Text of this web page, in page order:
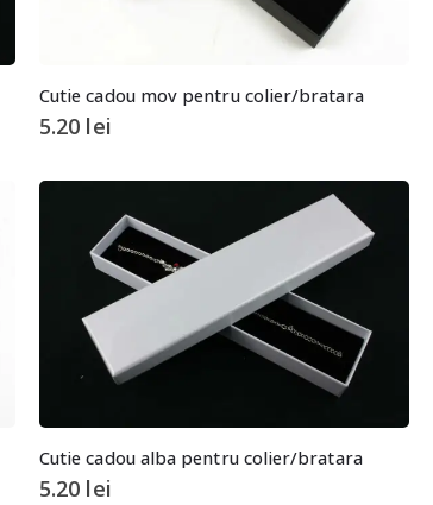
Cutie cadou mov pentru colier/bratara
5.20 lei
Cutie cadou alba pentru colier/bratara
5.20 lei